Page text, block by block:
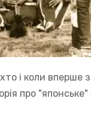
і коли вперше
про